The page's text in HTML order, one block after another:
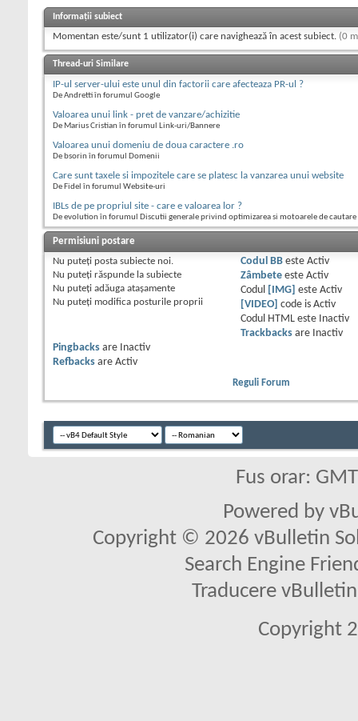
Informații subiect
Momentan este/sunt 1 utilizator(i) care navighează în acest subiect. (0
Thread-uri Similare
IP-ul server-ului este unul din factorii care afecteaza PR-ul ?
De Andretti în forumul Google
Valoarea unui link - pret de vanzare/achizitie
De Marius Cristian în forumul Link-uri/Bannere
Valoarea unui domeniu de doua caractere .ro
De bsorin în forumul Domenii
Care sunt taxele si impozitele care se platesc la vanzarea unui website
De Fidel în forumul Website-uri
IBLs de pe propriul site - care e valoarea lor ?
De evolution în forumul Discutii generale privind optimizarea si motoarele de cautare
Permisiuni postare
Nu puteţi posta subiecte noi.
Nu puteţi răspunde la subiecte
Nu puteţi adăuga ataşamente
Nu puteţi modifica posturile proprii
Codul BBeste Activ
Zâmbeteeste Activ
Codul
[IMG] este Activ
[VIDEO]
code is Activ
Codul HTML este
Inactiv
Trackbacksare
Inactiv
Pingbacks are
Inactiv
Refbacks are Activ
Reguli Forum
Fus orar:
Powered by
Copyright © 2026 vBulletin
Search Engine
Traducere
Copyright